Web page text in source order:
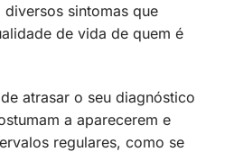
diversos sintomas que
de vida de quem é
atrasar o seu diagnóstico
a aparecerem e
regulares, como se